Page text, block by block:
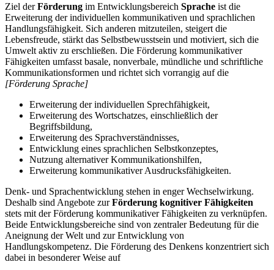
Ziel derFörderung im Entwicklungsbereich Sprache ist die
Erweiterung der individuellen kommunikativen und sprachlichen
Handlungsfähigkeit. Sich anderen mitzuteilen, steigert die
Lebensfreude, stärkt das Selbstbewusstsein und motiviert, sich die
Umwelt aktiv zu erschließen. Die Förderung kommunikativer
Fähigkeiten umfasst basale, nonverbale, mündliche und schriftliche
Kommunikationsformen und richtet sich vorrangig auf die
[Förderung Sprache]
Erweiterung der individuellen Sprechfähigkeit,
Erweiterung des Wortschatzes, einschließlich der
Begriffsbildung,
Erweiterung des Sprachverständnisses,
Entwicklung eines sprachlichen Selbstkonzeptes,
Nutzung alternativer Kommunikationshilfen,
Erweiterung kommunikativer Ausdrucksfähigkeiten.
Denk- und Sprachentwicklung stehen in enger Wechselwirkung.
Deshalb sind Angebote zurFörderung kognitiver Fähigkeiten
stets mit der Förderung kommunikativer Fähigkeiten zu verknüpfen.
Beide Entwicklungsbereiche sind von zentraler Bedeutung für die
Aneignung der Welt und zur Entwicklung von
Handlungskompetenz. Die Förderung des Denkens konzentriert sich
dabei in besonderer Weise auf